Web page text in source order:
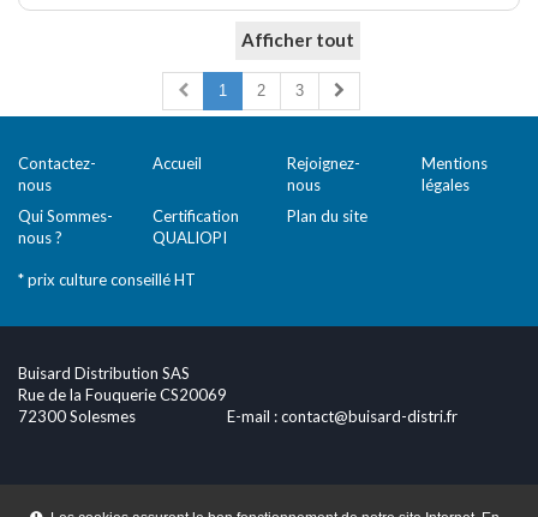
Afficher tout
1 2 3
Contactez-
nous
Accueil
Rejoignez-
nous
Mentions
légales
Qui Sommes-
nous ?
Certification
QUALIOPI
Plan du site
* prix culture conseillé HT
Buisard Distribution SAS
Rue de la Fouquerie CS20069
72300 Solesmes
E-mail :contact@buisard-distri.fr